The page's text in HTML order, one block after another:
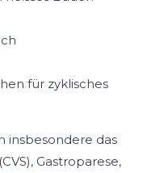
für zyklisches
insbesondere das
Gastroparese,